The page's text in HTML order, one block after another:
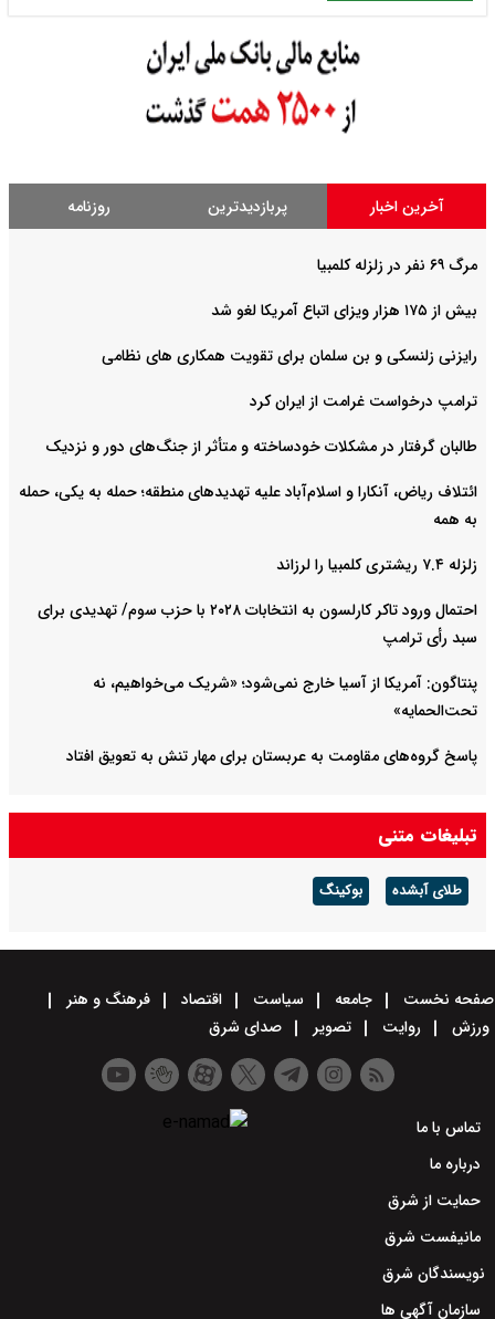
آخرین اخبار پربازدیدترین روزنامه
مرگ ۶۹ نفر در زلزله کلمبیا
بیش از ۱۷۵ هزار ویزای اتباع آمریکا لغو شد
رایزنی زلنسکی و بن سلمان برای تقویت همکاری های نظامی
ترامپ درخواست غرامت از ایران کرد
طالبان گرفتار در مشکلات خودساخته و متأثر از جنگ‌های دور و نزدیک
ائتلاف ریاض، آنکارا و اسلام‌آباد علیه تهدیدهای منطقه؛ حمله به یکی، حمله
به همه
زلزله ۷.۴ ریشتری کلمبیا را لرزاند
احتمال ورود تاکر کارلسون به انتخابات ۲۰۲۸ با حزب سوم/ تهدیدی برای
سبد رأی ترامپ
پنتاگون: آمریکا از آسیا خارج نمی‌شود؛ «شریک می‌خواهیم، نه
تحت‌الحمایه»
پاسخ گروه‌های مقاومت به عربستان برای مهار تنش به تعویق افتاد
تبلیغات متنی
طلای آبشده بوکینگ
صفحه نخست جامعه سیاست اقتصاد
فرهنگ و هنر
ورزش
روایت تصویر صدای شرق
تماس با ما
درباره ما
حمایت از شرق
مانیفست شرق
نویسندگان شرق
سازمان آگهی ها